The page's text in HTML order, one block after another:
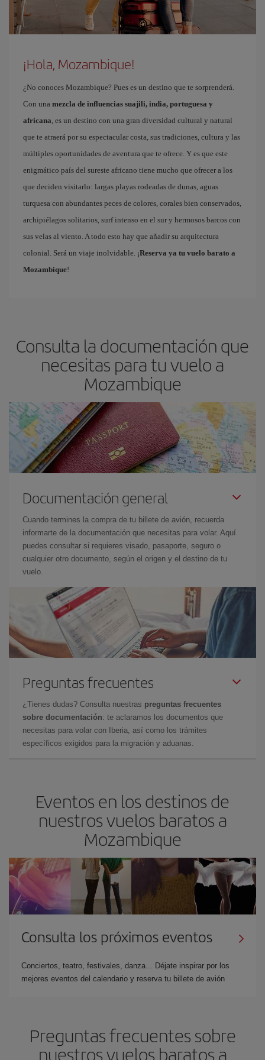
¡Hola, Mozambique!
¿No conoces Mozambique? Pues es un destino que te sorprenderá.
Con una mezcla de influencias suajili, india, portuguesa y
africana , es un destino con una gran diversidad cultural y natural
que te atraerá por su espectacular costa, sus tradiciones, cultura y las
múltiples oportunidades de aventura que te ofrece. Y es que este
enigmático país del sureste africano tiene mucho que ofrecer a los
que deciden visitarlo: largas playas rodeadas de dunas, aguas
turquesa con abundantes peces de colores, corales bien conservados,
archipiélagos solitarios, surf intenso en el sur y hermosos barcos con
sus velas al viento. A todo esto hay que añadir su arquitectura
colonial. Será un viaje inolvidable. ¡Reserva ya tu vuelo barato a
Mozambique!
Consulta la documentación que
necesitas para tu vuelo a
Mozambique
Documentación general
Cuando termines la compra de tu billete de avión, recuerda
informarte de la documentación que necesitas para volar. Aquí
puedes consultar si requieres visado, pasaporte, seguro o
cualquier otro documento, según el origen y el destino de tu
vuelo.
Preguntas frecuentes
¿Tienes dudas? Consulta nuestras preguntas frecuentes
sobre documentación: te aclaramos los documentos que
necesitas para volar con Iberia, así como los trámites
específicos exigidos para la migración y aduanas.
Eventos en los destinos de
nuestros vuelos baratos a
Mozambique
Consulta los próximos eventos
Conciertos, teatro, festivales, danza... Déjate inspirar por los
mejores eventos del calendario y reserva tu billete de avión
Preguntas frecuentes sobre
nuestros vuelos baratos a